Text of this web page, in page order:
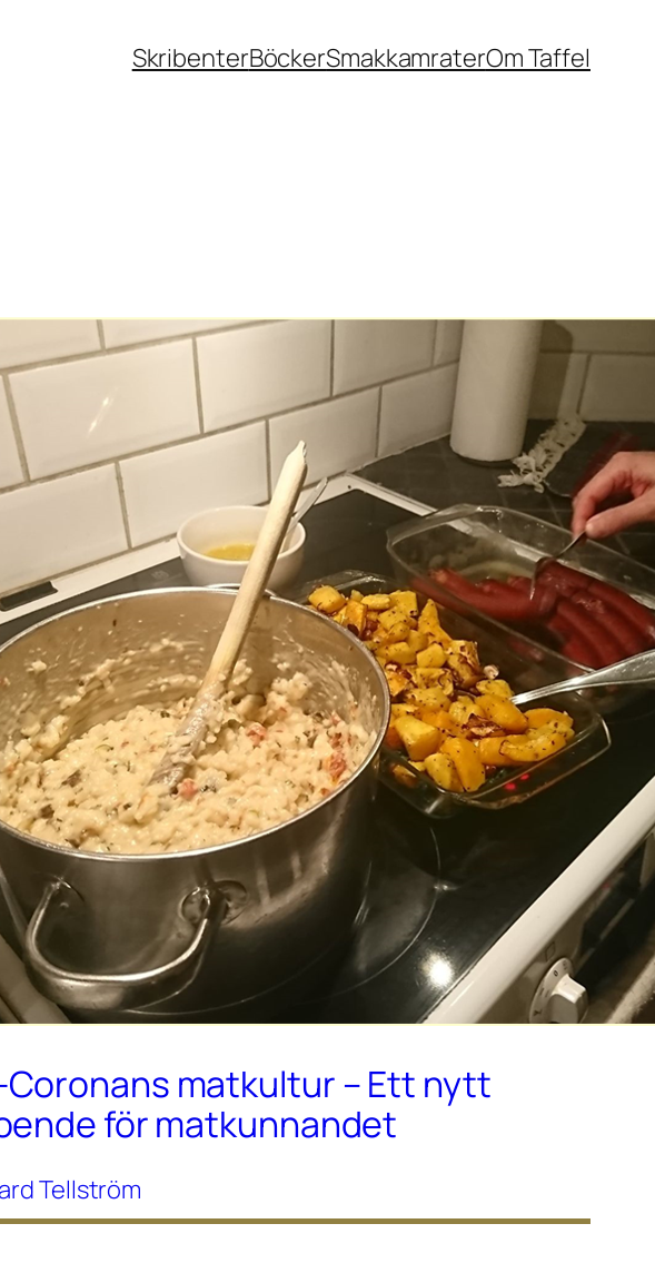
SkribenterBöckerSmakkamraterOm Taffel
matkultur – Ett nytt
för matkunnandet
Tellström